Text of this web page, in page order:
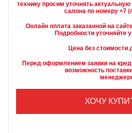
технику просим уточнять
Онлайн оплата заказанной на
Подробности уточняйте
Цена без стоимости
Перед оформлением заявки на
возможность
ХОЧУ